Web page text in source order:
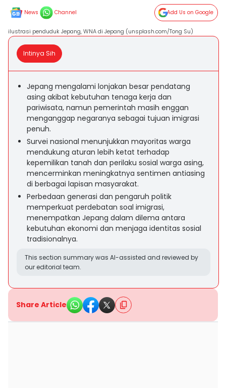
News Channel Add Us on Google
ilustrasi penduduk Jepang, WNA di Jepang (unsplash.com/Tong Su)
Intinya Sih
Jepang mengalami lonjakan besar pendatang
asing akibat kebutuhan tenaga kerja dan
pariwisata, namun pemerintah masih enggan
menganggap negaranya sebagai tujuan imigrasi
penuh.
Survei nasional menunjukkan mayoritas warga
mendukung aturan lebih ketat terhadap
kepemilikan tanah dan perilaku sosial warga asing,
mencerminkan meningkatnya sentimen antiasing
di berbagai lapisan masyarakat.
Perbedaan generasi dan pengaruh politik
memperkuat perdebatan soal imigrasi,
menempatkan Jepang dalam dilema antara
kebutuhan ekonomi dan menjaga identitas sosial
tradisionalnya.
This section summary was AI-assisted and reviewed by
our editorial team.
Share Article